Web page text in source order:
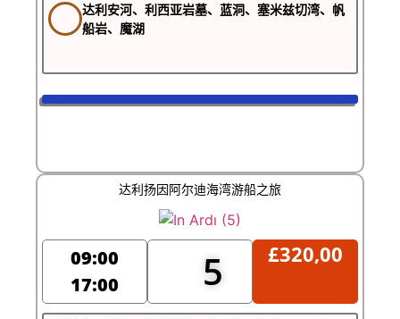
达利安河、利西亚岩墓、蓝洞、塞米兹切湾、帆
船岩、魔湖
达利扬因阿尔迪海湾游船之旅
09:00
17:00
5 £320,00